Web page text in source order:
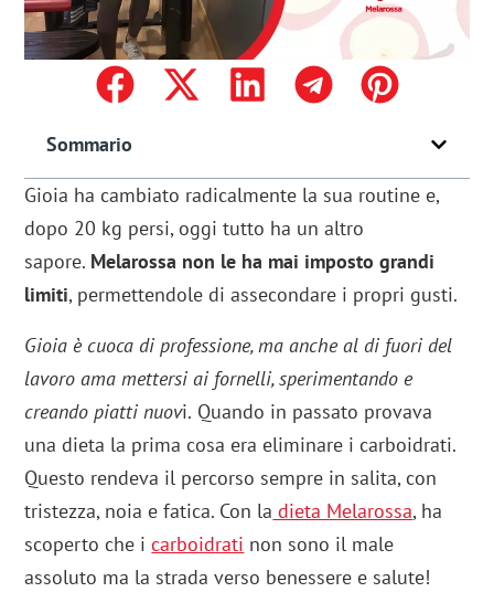
Sommario
Gioia ha cambiato radicalmente la sua routine e,
dopo 20 kg persi, oggi tutto ha un altro
sapore. Melarossa non le ha mai imposto grandi
limiti, permettendole di assecondare i propri gusti.
Gioia è cuoca di professione, ma anche al di fuori del
lavoro ama mettersi ai fornelli, sperimentando e
creando piatti nuovi. Quando in passato provava
una dieta la prima cosa era eliminare i carboidrati.
Questo rendeva il percorso sempre in salita, con
tristezza, noia e fatica. Con la dieta Melarossa, ha
scoperto che icarboidrati non sono il male
assoluto ma la strada verso benessere e salute!